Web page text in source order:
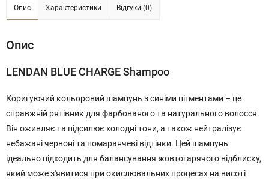
Опис Характеристики Відгуки (0)
Опис
LENDAN BLUE CHARGE Shampoo
Коригуючий кольоровий шампунь з синіми пігментами – це
справжній рятівник для фарбованого та натурального волосся.
Він оживляє та підсилює холодні тони, а також нейтралізує
небажані червоні та помаранчеві відтінки. Цей шампунь
ідеально підходить для балансування жовтогарячого відблиску,
який може з'явитися при окислювальних процесах на висоті